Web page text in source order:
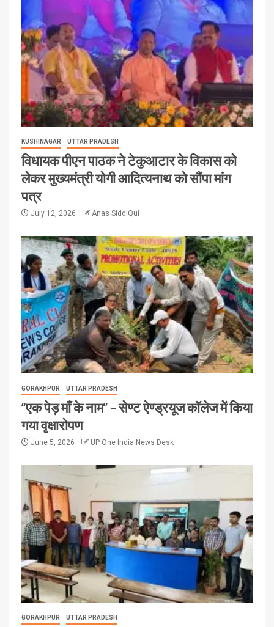
KUSHINAGAR UTTAR PRADESH
विधायक पीएन पाठक ने टेकुआटार के विकास को
लेकर मुख्यमंत्री योगी आदित्यनाथ को सौंपा मांग
पत्र
July 12, 2026 Anas SiddiQui
GORAKHPUR UTTAR PRADESH
“एक पेड़ माँ के नाम” – सेण्ट ऐण्ड्रयूज कॉलेज में किया
गया वृक्षारोपण
June 5, 2026 UP One India News Desk
GORAKHPUR UTTAR PRADESH